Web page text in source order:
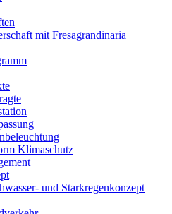
mit Fresagrandinaria
Klimaschutz
und Starkregenkonzept